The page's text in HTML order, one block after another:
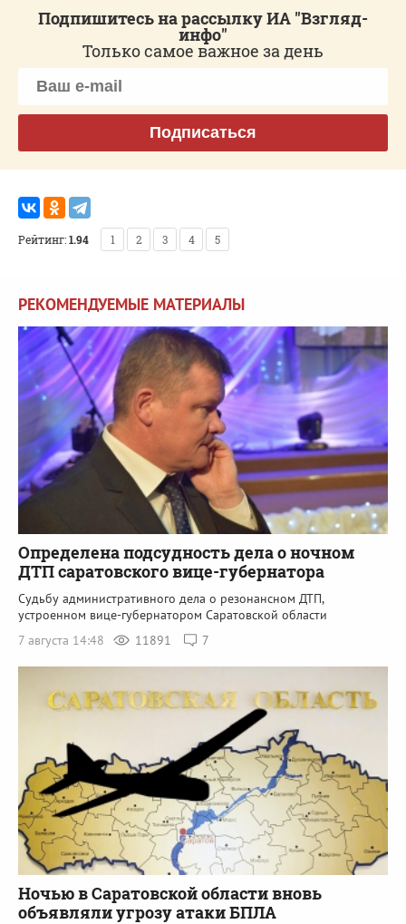
Подпишитесь на рассылку ИА "Взгляд-
инфо"
Только самое важное за день
Подписаться
Рейтинг:1.94 1 2 3 4 5
РЕКОМЕНДУЕМЫЕ МАТЕРИАЛЫ
Определена подсудность дела о ночном
ДТП саратовского вице-губернатора
Судьбу административного дела о резонансном ДТП,
устроенном вице-губернатором Саратовской области
7 августа 14:48
11891 7
Ночью в Саратовской области вновь
объявляли угрозу атаки БПЛА